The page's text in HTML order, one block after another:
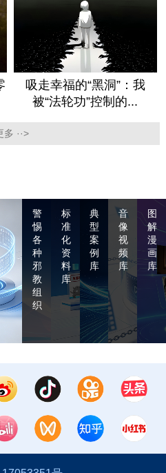
吸走幸福的“黑洞”：我
被“法轮功”控制的...
多 ··>
警
惕
各
种
邪
教
组
织
标
准
化
资
料
库
典
型
案
例
库
音
像
视
频
库
图
解
漫
画
库